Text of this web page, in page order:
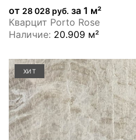
от 28 028 руб. за 1 м²
Кварцит Porto Rose
Наличие: 20.909 м²
ХИТ